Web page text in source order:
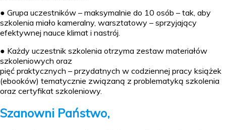
● Grupa uczestników – maksymalnie do 10 osób – tak, aby
szkolenia miało kameralny, warsztatowy – sprzyjający
efektywnej nauce klimat i nastrój.
● Każdy uczestnik szkolenia otrzyma zestaw materiałów
szkoleniowych oraz
pięć praktycznych – przydatnych w codziennej pracy książek
(ebooków) tematycznie związaną z problematyką szkolenia
oraz certyfikat szkoleniowy.
Szanowni Państwo,